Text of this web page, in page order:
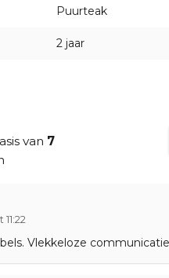
Puurteak
2 jaar
van 7
Vlekkeloze